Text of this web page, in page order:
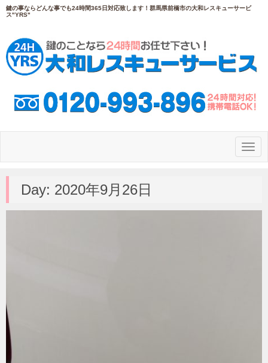
鍵の事ならどんな事でも24時間365日対応致します！群馬県前橋市の大和レスキューサービ
ス"YRS"
N
a
Day: 2020年9月26日